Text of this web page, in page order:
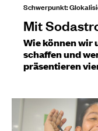
Schwerpunkt:
Mit
Wie können wir
schaffen und
präsentieren